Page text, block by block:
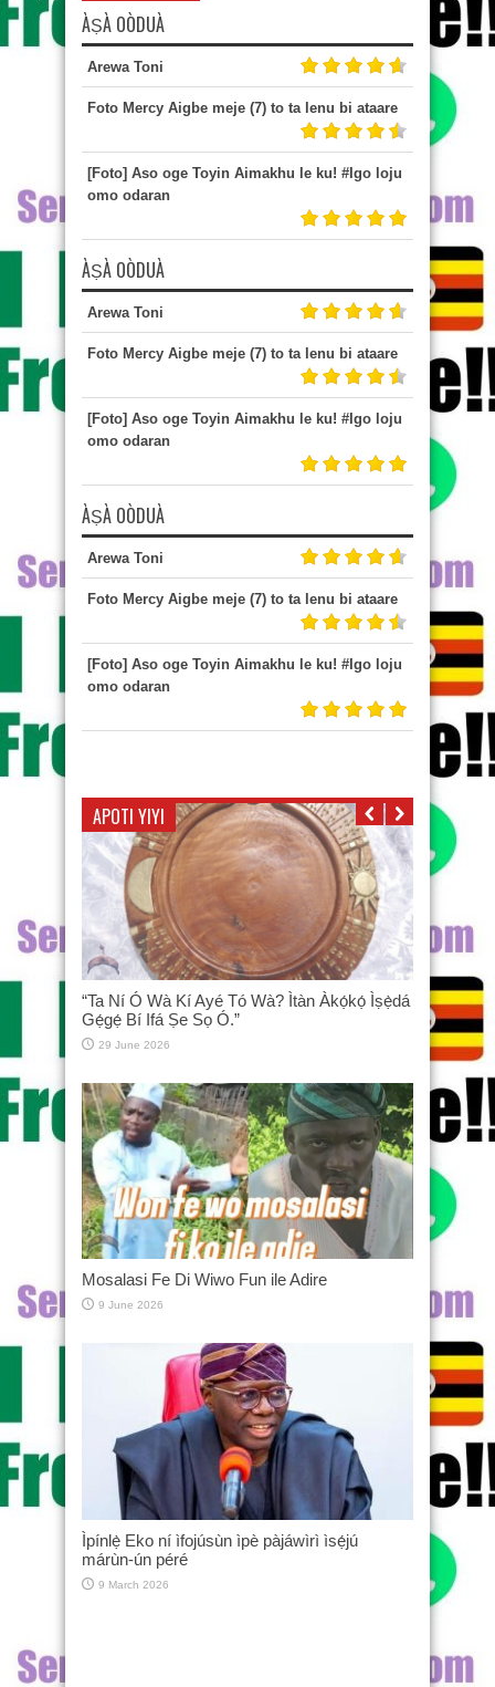
ÀṢÀ OÒDUÀ
Arewa Toni
Foto Mercy Aigbe meje (7) to ta lenu bi ataare
[Foto] Aso oge Toyin Aimakhu le ku! #Igo loju
omo odaran
ÀṢÀ OÒDUÀ
Arewa Toni
Foto Mercy Aigbe meje (7) to ta lenu bi ataare
[Foto] Aso oge Toyin Aimakhu le ku! #Igo loju
omo odaran
ÀṢÀ OÒDUÀ
Arewa Toni
Foto Mercy Aigbe meje (7) to ta lenu bi ataare
[Foto] Aso oge Toyin Aimakhu le ku! #Igo loju
omo odaran
APOTI YIYI
“Ta Ní Ó Wà Kí Ayé Tó Wà? Ìtàn Àkọ́kọ́ Ìṣẹ̀dá
Gẹ́gẹ́ Bí Ifá Ṣe Sọ Ó.”
29 June 2026
Mosalasi Fe Di Wiwo Fun ile Adire
9 June 2026
Ìpínlẹ̀ Eko ní ìfojúsùn ìpè pàjáwìrì ìsẹ́jú
márùn-ún péré
9 March 2026